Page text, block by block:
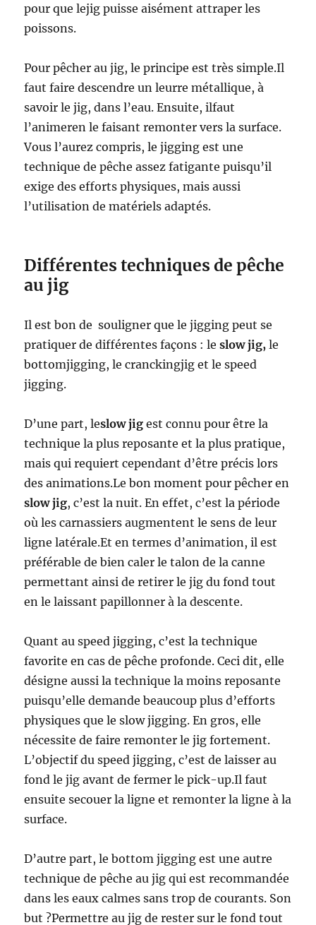
pour que lejig puisse aisément attraper les
poissons.
Pour pêcher au jig, le principe est très simple.Il
faut faire descendre un leurre métallique, à
savoir le jig, dans l’eau. Ensuite, ilfaut
l’animeren le faisant remonter vers la surface.
Vous l’aurez compris, le jigging est une
technique de pêche assez fatigante puisqu’il
exige des efforts physiques, mais aussi
l’utilisation de matériels adaptés.
Différentes techniques de pêche
au jig
Il est bon de souligner que le jigging peut se
pratiquer de différentes façons : leslow jig,le
bottomjigging, le cranckingjig et le speed
jigging.
D’une part, leslow jigest connu pour être la
technique la plus reposante et la plus pratique,
mais qui requiert cependant d’être précis lors
des animations.Le bon moment pour pêcher en
slow jig, c’est la nuit. En effet, c’est la période
où les carnassiers augmentent le sens de leur
ligne latérale.Et en termes d’animation, il est
préférable de bien caler le talon de la canne
permettant ainsi de retirer le jig du fond tout
en le laissant papillonner à la descente.
Quant au speed jigging, c’est la technique
favorite en cas de pêche profonde. Ceci dit, elle
désigne aussi la technique la moins reposante
puisqu’elle demande beaucoup plus d’efforts
physiques que le slow jigging. En gros, elle
nécessite de faire remonter le jig fortement.
L’objectif du speed jigging, c’est de laisser au
fond le jig avant de fermer le pick-up.Il faut
ensuite secouer la ligne et remonter la ligne à la
surface.
D’autre part, le bottom jigging est une autre
technique de pêche au jig qui est recommandée
dans les eaux calmes sans trop de courants. Son
but ?Permettre au jig de rester sur le fond tout